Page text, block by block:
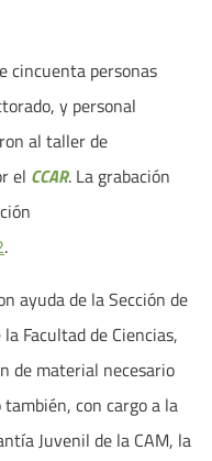
cincuenta personas
y personal
al taller de
el CCAR. La grabación
.
ayuda de la Sección de
Facultad de Ciencias,
de material necesario
con cargo a la
Juvenil de la CAM, la